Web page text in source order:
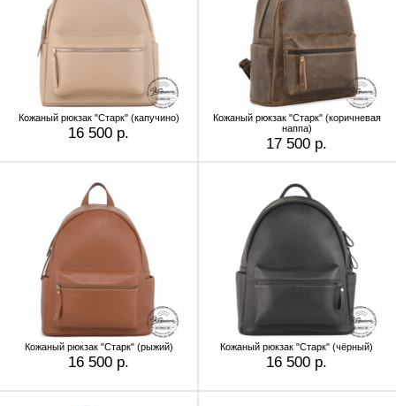
Кожаный рюкзак "Старк" (капучино)
16 500 р.
Кожаный рюкзак "Старк" (коричневая
наппа)
17 500 р.
Кожаный рюкзак "Старк" (рыжий)
16 500 р.
Кожаный рюкзак "Старк" (чёрный)
16 500 р.